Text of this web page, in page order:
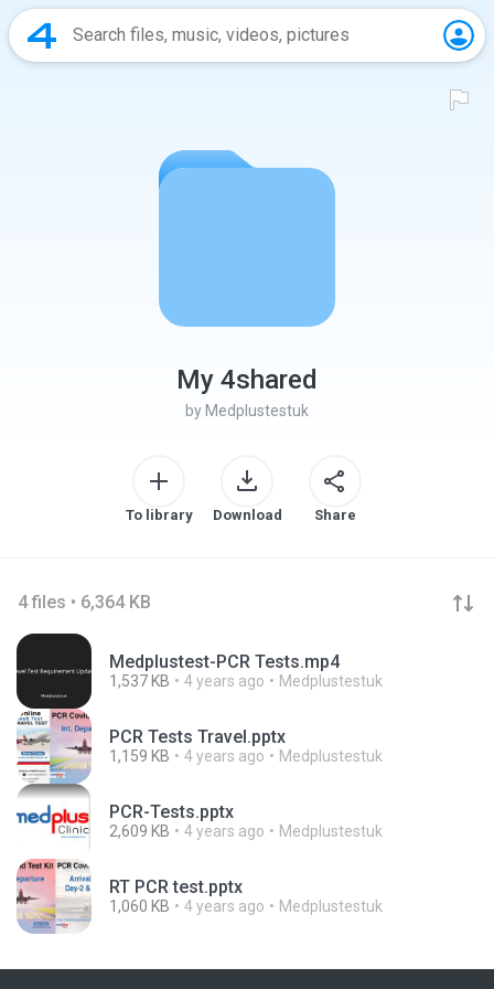
My 4shared
by Medplustestuk
To library Download Share
4 files • 6,364 KB
Medplustest-PCR Tests.mp4
1,537 KB 4 years ago Medplustestuk
PCR Tests Travel.pptx
1,159 KB 4 years ago Medplustestuk
PCR-Tests.pptx
2,609 KB 4 years ago Medplustestuk
RT PCR test.pptx
1,060 KB 4 years ago Medplustestuk